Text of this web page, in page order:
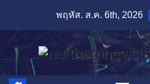
content
พฤหัส. ส.ค. 6th, 2026